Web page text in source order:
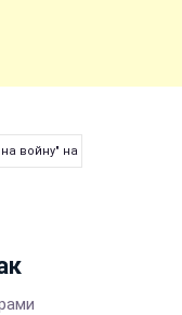
войну" на концерте Лорак